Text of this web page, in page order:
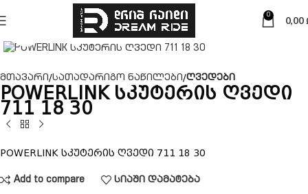
0 0,00
Click to enlarge
მთავარი სათადარიგო ნაწილები ღვედები
POWERLINK სკუტერის ღვედი
711 18 30
POWERLINK სკუტერის ღვედი 711 18 30
Add to compare სიაში დამატება